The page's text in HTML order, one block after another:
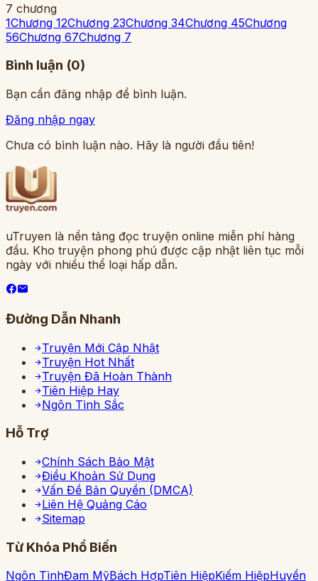
7 chương
1Chương 12Chương 23Chương 34Chương 45Chương
56Chương 67Chương 7
Bình luận (0)
Bạn cần đăng nhập để bình luận.
Đăng nhập ngay
Chưa có bình luận nào. Hãy là người đầu tiên!
uTruyen là nền tảng đọc truyện online miễn phí hàng
đầu. Kho truyện phong phú được cập nhật liên tục mỗi
ngày với nhiều thể loại hấp dẫn.
Đường Dẫn Nhanh
Truyện Mới Cập Nhật
Truyện Hot Nhất
Truyện Đã Hoàn Thành
Tiên Hiệp Hay
Ngôn Tình Sắc
Hỗ Trợ
Chính Sách Bảo Mật
Điều Khoản Sử Dụng
Vấn Đề Bản Quyền (DMCA)
Liên Hệ Quảng Cáo
Sitemap
Từ Khóa Phổ Biến
Ngôn TìnhĐam MỹBách HợpTiên HiệpKiếm HiệpHuyền